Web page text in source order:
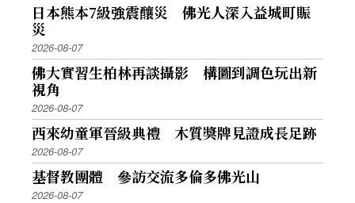
日本熊本7級強震釀災 佛光人深入益城町賑
災
2026-08-07
佛大實習生柏林再談攝影 構圖到調色玩出新
視角
2026-08-07
西來幼童軍晉級典禮 木質獎牌見證成長足跡
2026-08-07
基督教團體 參訪交流多倫多佛光山
2026-08-07